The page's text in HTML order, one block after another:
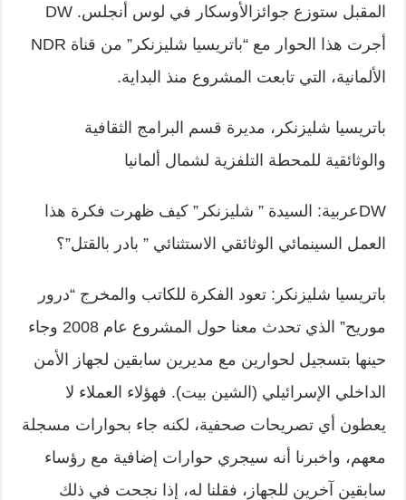
المقبل ستوزع جوائزالأوسكار في لوس أنجلس. DW
أجرت هذا الحوار مع “باتريسيا شليزنكر” من قناة NDR
الألمانية، التي تابعت المشروع منذ البداية.
باتريسيا شليزنكر، مديرة قسم البرامج الثقافية
والوثائقية للمحطة التلفزية لشمال ألمانيا
DWعربية: السيدة ” شليزنكر” كيف ظهرت فكرة هذا
العمل السينمائي الوثائقي الاستثنائي ” بادر بالقتل”؟
باتريسيا شليزنكر: تعود الفكرة للكاتب والمخرج “درور
موريح” الذي تحدث معنا حول المشروع عام 2008 وجاء
حينها بتسجيل لحوارين مع مديرين سابقين لجهاز الأمن
الداخلي الإسرائيلي (الشين بيت). فهؤلاء العملاء لا
يعطون أي تصريحات صحفية، لكنه جاء بحوارات مسجلة
معهم، واخبرنا أنه سيجري حوارات إضافية مع رؤساء
سابقين آخرين للجهاز، فقلنا له، إذا نجحت في ذلك